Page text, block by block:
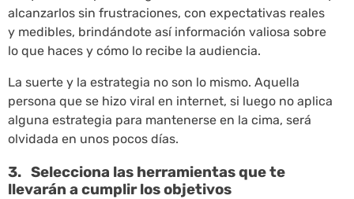
alcanzarlos sin frustraciones, con expectativas reales
y medibles, brindándote así información valiosa sobre
lo que haces y cómo lo recibe la audiencia.
La suerte y la estrategia no son lo mismo. Aquella
persona que se hizo viral en internet, si luego no aplica
alguna estrategia para mantenerse en la cima, será
olvidada en unos pocos días.
3. Selecciona las herramientas que te
llevarán a cumplir los objetivos